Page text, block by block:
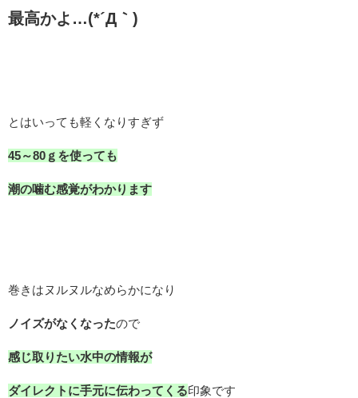
最高かよ…(*´Д｀)
とはいっても軽くなりすぎず
45～80ｇを使っても
潮の噛む感覚がわかります
巻きはヌルヌルなめらかになり
ノイズがなくなったので
感じ取りたい水中の情報が
ダイレクトに手元に伝わってくる印象です